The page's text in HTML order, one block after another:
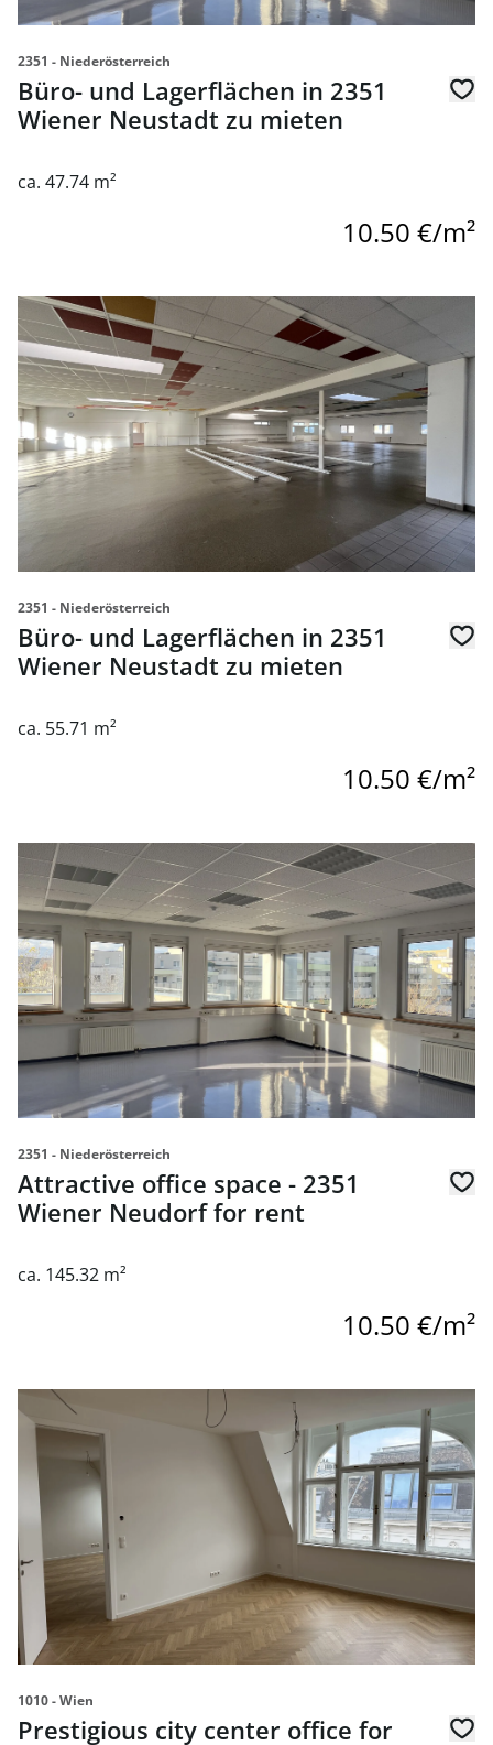
2351 - Niederösterreich
Büro- und Lagerflächen in 2351
Wiener Neustadt zu mieten
ca. 47.74 m²
10.50 €/m²
link to page Büro- und Lagerflächen in 2351 Wiener
2351 - Niederösterreich
Büro- und Lagerflächen in 2351
Wiener Neustadt zu mieten
ca. 55.71 m²
10.50 €/m²
link to page Attractive office space - 2351 Wiener
2351 - Niederösterreich
Attractive office space - 2351
Wiener Neudorf for rent
ca. 145.32 m²
10.50 €/m²
link to page Prestigious city center office for rent near
1010 - Wien
Prestigious city center office for